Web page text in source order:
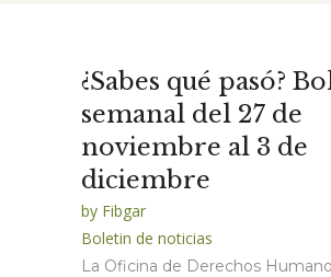
¿Sabes qué pasó?
semanal del 27 de
noviembre al 3 de
diciembre
by Fibgar
Boletin de noticias
La Oficina de Derechos